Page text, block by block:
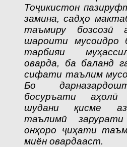
Тоҷикистон
замина, садҳо
таъмиру бозсозӣ
шароити мусоидро
тарбияи
оварда, ба баланд
сифати таълим
Бо
босуръати
шудани қисме аз
таълимӣ зарурати
онҳоро ҷиҳати
миён овардааст.